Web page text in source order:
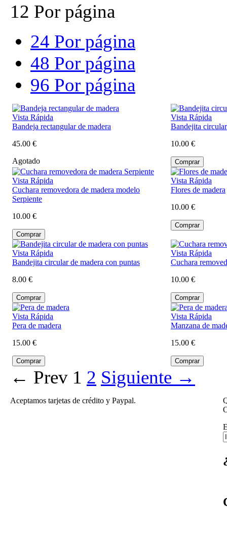
12 Por página
24 Por página
48 Por página
96 Por página
Vista Rápida
Bandeja rectangular de madera
45.00 €
Agotado
Vista Rápida
Bandejita
10.00 €
Vista Rápida
Cuchara removedora de madera modelo
Serpiente
10.00 €
Vista Rápida
Flores de madera
10.00 €
Vista Rápida
Bandejita circular de madera con puntas
8.00 €
Vista Rápida
Cuchara
10.00 €
Vista Rápida
Pera de madera
15.00 €
Vista Rápida
Manzana de
15.00 €
← Prev 1 2 Siguiente →
Aceptamos tarjetas de crédito y Paypal.